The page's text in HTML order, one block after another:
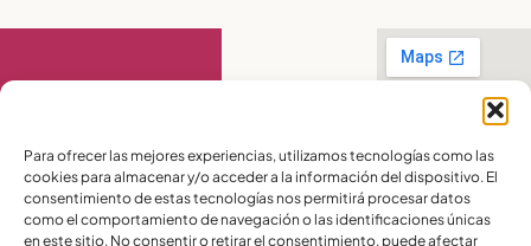
Para ofrecer las mejores experiencias, utilizamos tecnologías como las
cookies para almacenar y/o acceder a la información del dispositivo. El
consentimiento de estas tecnologías nos permitirá procesar datos
como el comportamiento de navegación o las identificaciones únicas
en este sitio. No consentir o retirar el consentimiento, puede afectar
Contáctanos
PBX:(04) 372 5220
Celular:099 016
2715